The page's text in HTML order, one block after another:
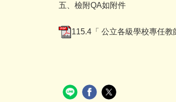
五、檢附QA如附件
115.4「 公立各級學校專任